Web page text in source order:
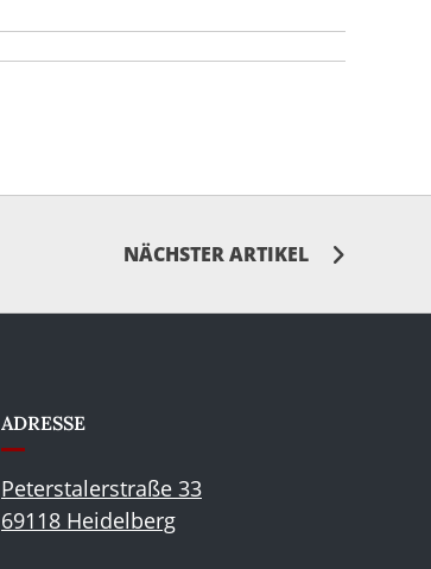
NÄCHSTER ARTIKEL
ADRESSE
Peterstalerstraße 33
69118 Heidelberg